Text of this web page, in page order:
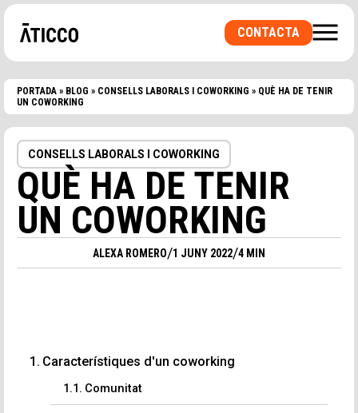
CONTACTA
PORTADA » BLOG » CONSELLS LABORALS I COWORKING » QUÈ HA DE TENIR
UN COWORKING
CONSELLS LABORALS I COWORKING
QUÈ HA DE TENIR
UN COWORKING
ALEXA ROMERO/1 JUNY 2022/4 MIN
Característiques d'un coworking
Comunitat
OFICINA PRIVADA? UNA SALA PER
ESDEVENIMENTS?